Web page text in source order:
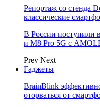
Репортаж со стенда
классические
В России поступили
и M8 Pro 5G с
Prev Next
Гаджеты
BrainBlink
оторваться от